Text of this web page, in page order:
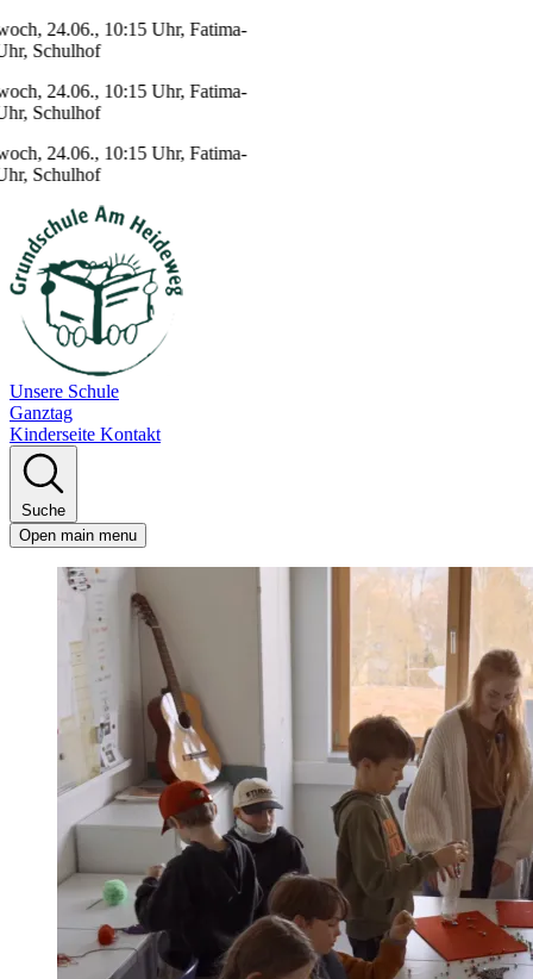
24.06., 10:15 Uhr, Fatima-
Schulhof
24.06., 10:15 Uhr, Fatima-
Schulhof
24.06., 10:15 Uhr, Fatima-
Schulhof
Unsere Schule
Ganztag
Kinderseite Kontakt
Suche
Open main menu